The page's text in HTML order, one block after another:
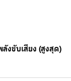
งขับเสียง (สูงสุด)